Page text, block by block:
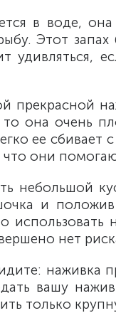
в воде,
Этот
удивляться,
прекрасной
то она очень
ее сбивает
они
небольшой
и положив
нет
наживка
вашу
только